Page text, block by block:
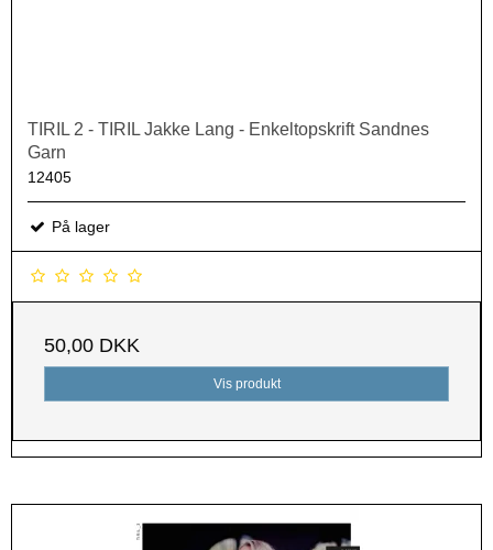
TIRIL 2 - TIRIL Jakke Lang - Enkeltopskrift Sandnes
Garn
12405
På lager
50,00 DKK
Vis produkt